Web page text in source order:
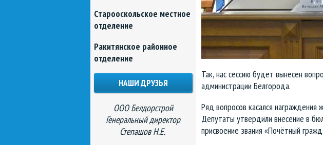
Так, нас сессию будет вынесен
администрации Белгорода.
Ряд вопросов касался
Депутаты утвердили внесение в
присвоение звания «Почётный
Старооскольское местное
отделение
Ракитянское районное
отделение
НАШИ ДРУЗЬЯ
ООО Белдорстрой
Генеральный директор
Степашов Н.Е.